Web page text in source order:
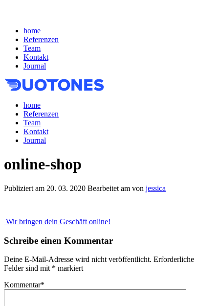
home
Referenzen
Team
Kontakt
Journal
home
Referenzen
Team
Kontakt
Journal
online-shop
Publiziert am 20. 03. 2020 Bearbeitet am von jessica
Wir bringen dein Geschäft online!
Schreibe einen Kommentar
Deine E-Mail-Adresse wird nicht veröffentlicht. Erforderliche
Felder sind mit * markiert
Kommentar*